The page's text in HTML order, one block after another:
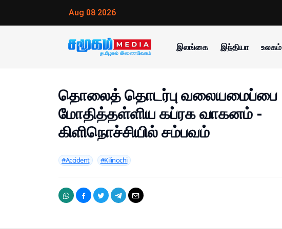
Aug 08 2026
இலங்கை இந்தியா உலகம்
தொலைத் தொடர்பு வலையமைப்பை
மோதித்தள்ளிய கப்ரக வாகனம் -
கிளிநொச்சியில் சம்பவம்
#Accident #Kilinochi